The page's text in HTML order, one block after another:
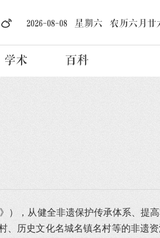
2026-08-08 星期六 农历六月
学术 百科
），从健全非遗保护传承体系、提
、历史文化名城名镇名村等的非遗